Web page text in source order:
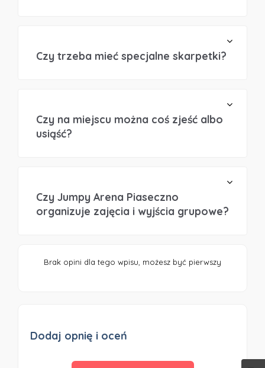
Czy trzeba mieć specjalne skarpetki?
Czy na miejscu można coś zjeść albo
usiąść?
Czy Jumpy Arena Piaseczno
organizuje zajęcia i wyjścia grupowe?
Brak opini dla tego wpisu, możesz być pierwszy
Dodaj opnię i oceń